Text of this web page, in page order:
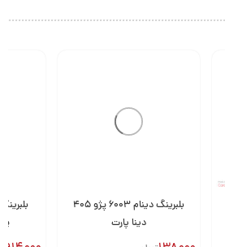
بلبرینگ دینام 6003 پژو 405
دینا پارت